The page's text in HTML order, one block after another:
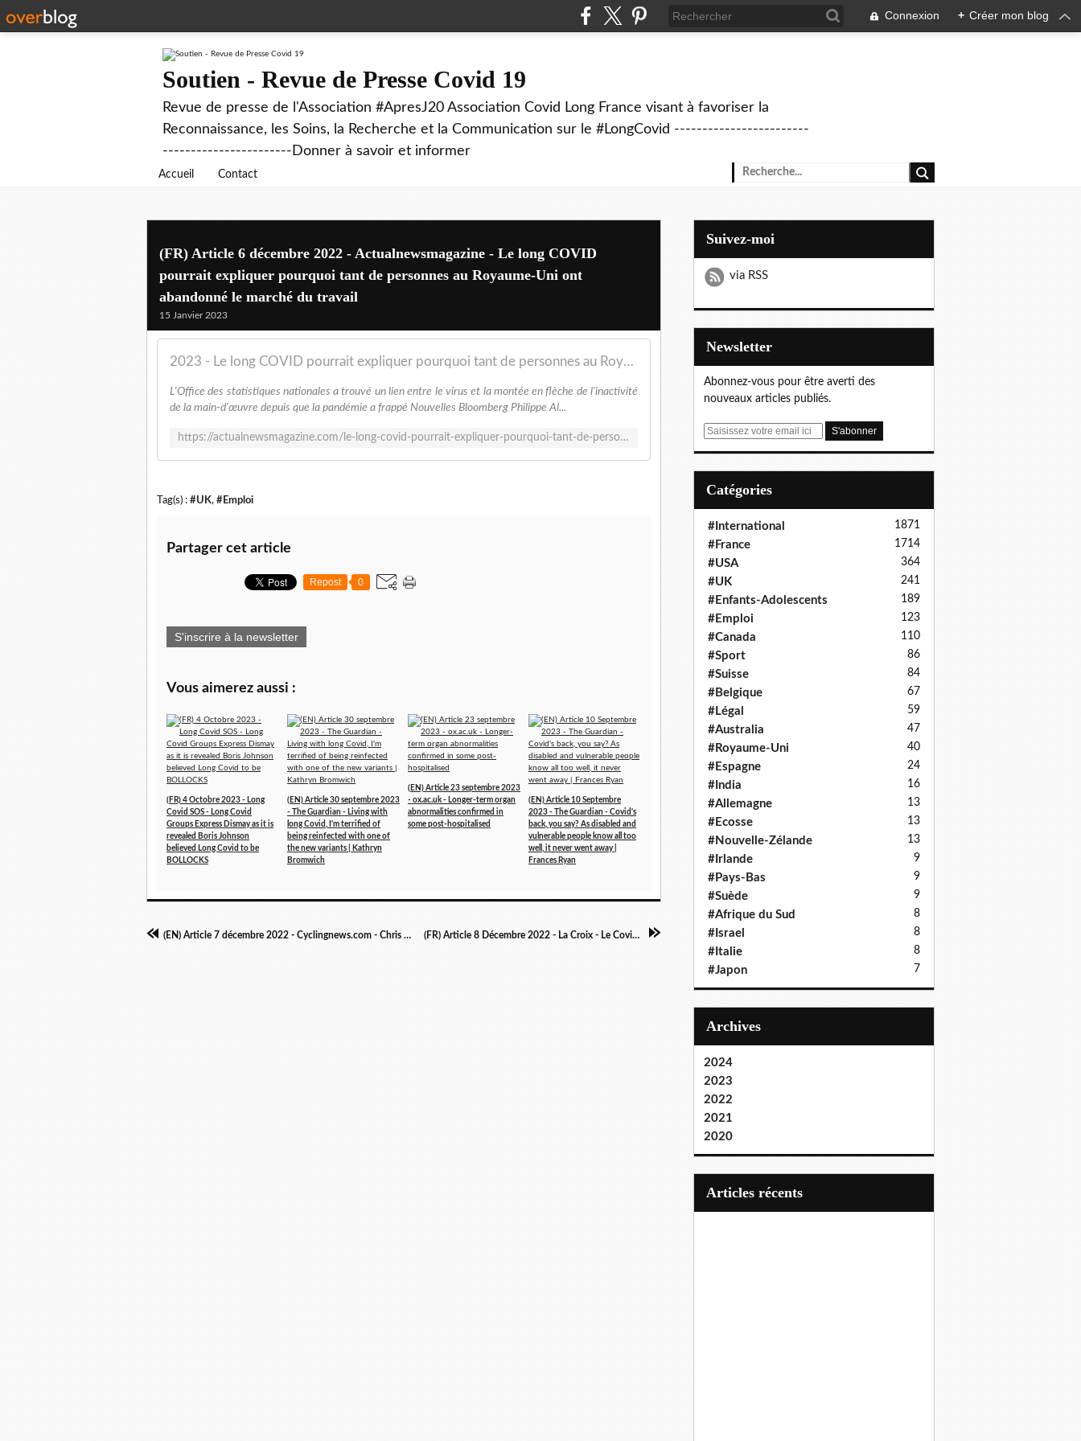
Connexion + Créer mon blog
Soutien - Revue de Presse Covid 19
Revue de presse de l'Association #ApresJ20 Association Covid Long France visant à favoriser la
Reconnaissance, les Soins, la Recherche et la Communication sur le #LongCovid ------------------------
-----------------------Donner à savoir et informer
Accueil Contact
(FR) Article 6 décembre 2022 - Actualnewsmagazine - Le long COVID
pourrait expliquer pourquoi tant de personnes au Royaume-Uni ont
abandonné le marché du travail
15 Janvier 2023
2023 - Le long COVID pourrait expliquer pourquoi tant de personnes au Royaume-Uni ont abandonné le marché du travail
L'Office des statistiques nationales a trouvé un lien entre le virus et la montée en flèche de l'inactivité
de la main-d'œuvre depuis que la pandémie a frappé Nouvelles Bloomberg Philippe Al...
https://actualnewsmagazine.com/le-long-covid-pourrait-expliquer-pourquoi-tant-de-personnes-au-royaume-uni-ont-abandonne-le-marche-du-travail/
Tag(s) : #UK, #Emploi
Partager cet article
Repost 0
S'inscrire à la newsletter
Vous aimerez aussi :
(FR) 4 Octobre 2023 - Long
Covid SOS - Long Covid
Groups Express Dismay as it is
revealed Boris Johnson
believed Long Covid to be
BOLLOCKS
(EN) Article 30 septembre 2023
- The Guardian - Living with
long Covid, I'm terrified of
being reinfected with one of
the new variants | Kathryn
Bromwich
(EN) Article 23 septembre 2023
- ox.ac.uk - Longer-term organ
abnormalities confirmed in
some post-hospitalised
(EN) Article 10 Septembre
2023 - The Guardian - Covid's
back, you say? As disabled and
vulnerable people know all too
well, it never went away |
Frances Ryan
(EN) Article 7 décembre 2022 - Cyclingnews.com - Chris Froome highlights long-term dangers of COVID-19 (FR) Article 8 Décembre 2022 - La Croix - Le Covid long reste une énigme pour les scientifiques
Suivez-moi
via RSS
Newsletter
Abonnez-vous pour être averti des
nouveaux articles publiés.
E
Catégories
#International 1871
#France 1714
#USA 364
#UK 241
#Enfants-Adolescents 189
#Emploi 123
#Canada 110
#Sport 86
#Suisse 84
#Belgique 67
#Légal 59
#Australia 47
#Royaume-Uni 40
#Espagne 24
#India 16
#Allemagne 13
#Ecosse 13
#Nouvelle-Zélande 13
#Irlande 9
#Pays-Bas 9
#Suède 9
#Afrique du Sud 8
#Israel 8
#Italie 8
#Japon 7
Archives
2024
2023
2022
2021
2020
articles récents